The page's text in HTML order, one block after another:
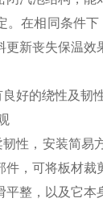
。在相同条件
新丧失保温效
好的绕性及韧
性，安装简易
件，可将板材
平整，以及它本